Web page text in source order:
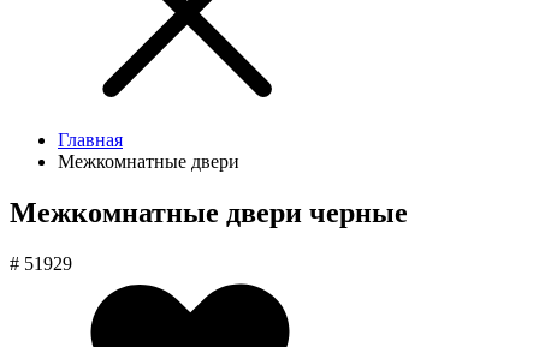
Главная
Межкомнатные двери
Межкомнатные двери черные
# 51929